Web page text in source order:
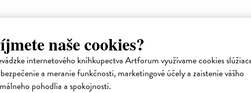
naše cookies?
internetového kníhkupectva Artforum využívame cookies
a meranie funkčnosti, marketingové účely a zaistenie vášho
pohodlia a spokojnosti.
Čitatelia s podobným vkusom
na sklade